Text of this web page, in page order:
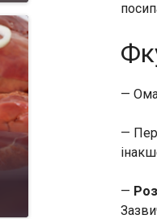
—
—
—